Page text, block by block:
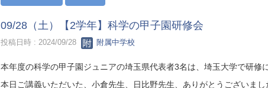
09/28（土）【2学年】科学の甲子園研修会
投稿日時 : 2024/09/28 附属中学校
本年度の科学の甲子園ジュニアの埼玉県代表者3名は、埼玉大学で研修
本日ご講義いただいた、小倉先生、日比野先生、ありがとうございまし